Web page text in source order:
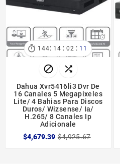
 144: 14 : 02 : 11
 
Dahua Xvr5416li3 Dvr De
16 Canales 5 Megapixeles
Lite/ 4 Bahias Para Discos
Duros/ Wizsense/ Ia/
H.265/ 8 Canales Ip
Adicionale
$4,679.39 $4,925.67